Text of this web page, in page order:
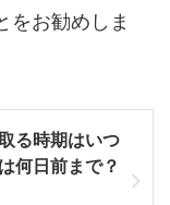
をお勧めしま
る時期はいつ
何日前まで？